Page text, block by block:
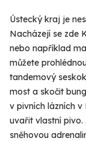
Ústecký kraj je
Nacházejí se zde
nebo například
můžete
tandemový
most a skočit
v pivních lázních
uvařit vlastní pivo.
sněhovou